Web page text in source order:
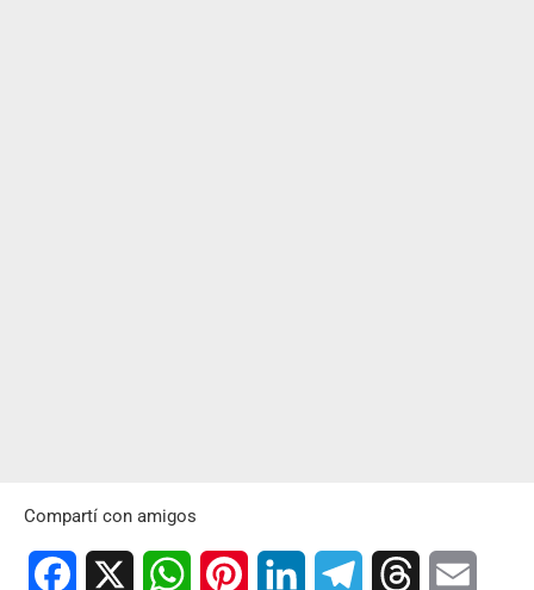
Compartí con amigos
Facebook WhatsAppPinterest LinkedIn TelegramThreads